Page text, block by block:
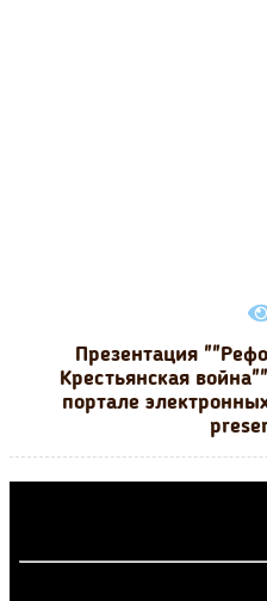
Презентация
Крестьянская
портале